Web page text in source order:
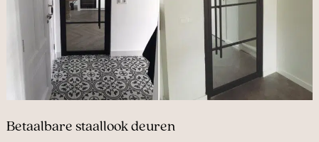
Betaalbare staallook deuren